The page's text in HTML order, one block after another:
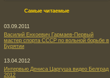
Самые читаемые
03.09.2011
Василий Енхоевич Гармаев-Первый
мастер спорта СССР по вольной борьбе в
Бурятии
13.04.2012
Интервью Дениса Царгуша видео Белград
2012